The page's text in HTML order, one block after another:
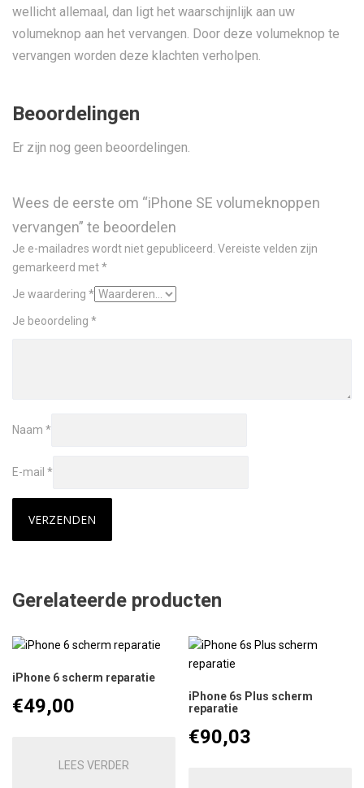
wellicht allemaal, dan ligt het waarschijnlijk aan uw
volumeknop aan het vervangen. Door deze volumeknop te
vervangen worden deze klachten verholpen.
Beoordelingen
Er zijn nog geen beoordelingen.
Wees de eerste om “iPhone SE volumeknoppen
vervangen” te beoordelen
Je e-mailadres wordt niet gepubliceerd. Vereiste velden zijn
gemarkeerd met*
Je waardering *
Je beoordeling *
Naam *
E-mail *
Gerelateerde producten
iPhone 6 scherm reparatie
€49,00
LEES VERDER
iPhone 6s Plus scherm
reparatie
€90,03